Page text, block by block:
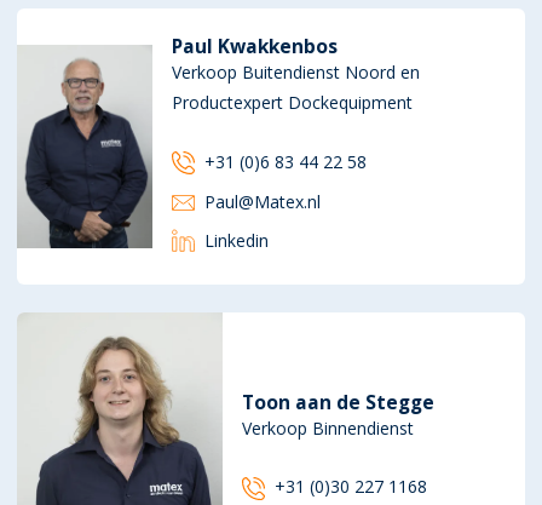
Paul Kwakkenbos
Verkoop Buitendienst Noord en
Productexpert Dockequipment
+31 (0)6 83 44 22 58
Paul@Matex.nl
Linkedin
Toon aan de Stegge
Verkoop Binnendienst
+31 (0)30 227 1168